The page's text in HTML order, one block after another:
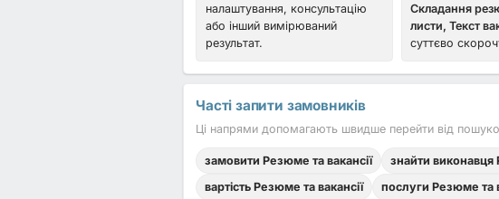
налаштування, консультацію
або інший вимірюваний
результат.
Складання
листи, Текст
суттєво
Часті запити замовників
Ці напрями допомагають швидше перейти від
замовити Резюме та вакансії знайти виконавця
вартість Резюме та вакансії
послуги Резюме та